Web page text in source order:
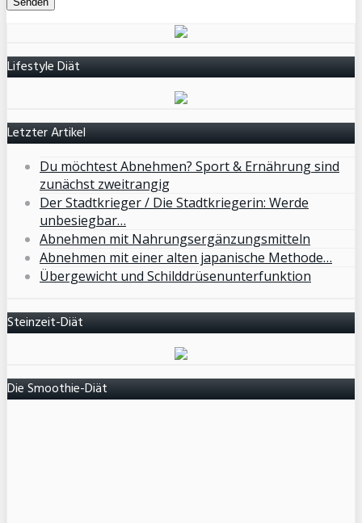
Lifestyle Diät
Letzter Artikel
Du möchtest Abnehmen? Sport & Ernährung sind
zunächst zweitrangig
Der Stadtkrieger / Die Stadtkriegerin: Werde
unbesiegbar…
Abnehmen mit Nahrungsergänzungsmitteln
Abnehmen mit einer alten japanische Methode…
Übergewicht und Schilddrüsenunterfunktion
Steinzeit-Diät
Die Smoothie-Diät